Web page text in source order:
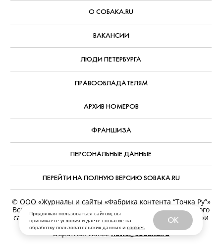
Продолжая пользоваться сайтом, вы
принимаете условия и даете согласие на
обработку пользовательских данных и cookies
OK
О СОБАКА.RU
ВАКАНСИИ
ЛЮДИ ПЕТЕРБУРГА
ПРАВООБЛАДАТЕЛЯМ
АРХИВ НОМЕРОВ
ФРАНШИЗА
ПЕРСОНАЛЬНЫЕ ДАННЫЕ
ПЕРЕЙТИ НА ПОЛНУЮ ВЕРСИЮ SOBAKA.RU
© ООО «Журналы и сайты «Фабрика контента “Точка Ру”»
Все права защищены. Перепечатка материалов данного
сайта возможна только с письменного разрешения. При
цитировании ссылка на www.sobaka.ru обязательна.
Обратная связь:news@sobaka.ru